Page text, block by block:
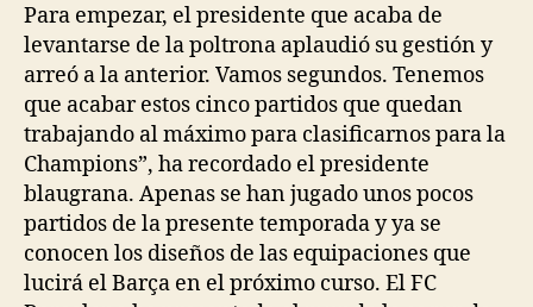
Para empezar, el presidente que acaba de
levantarse de la poltrona aplaudió su gestión y
arreó a la anterior. Vamos segundos. Tenemos
que acabar estos cinco partidos que quedan
trabajando al máximo para clasificarnos para la
Champions”, ha recordado el presidente
blaugrana. Apenas se han jugado unos pocos
partidos de la presente temporada y ya se
conocen los diseños de las equipaciones que
lucirá el Barça en el próximo curso. El FC